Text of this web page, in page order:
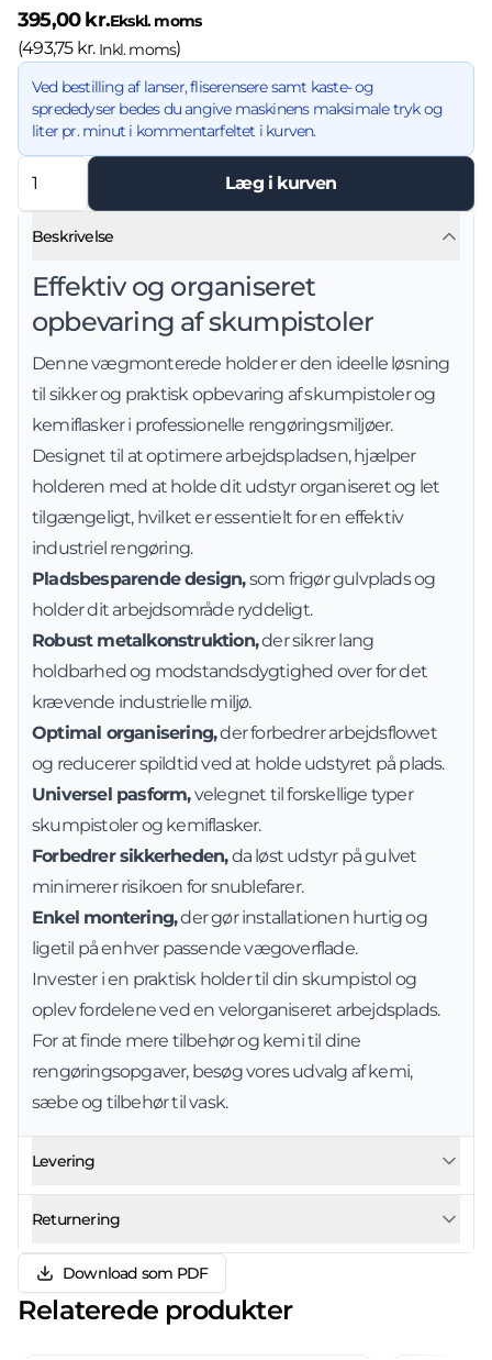
395,00 kr.Ekskl. moms
(493,75 kr. Inkl. moms)
Ved bestilling af lanser, fliserensere samt kaste- og
sprededyser bedes du angive maskinens maksimale tryk og
liter pr. minut i kommentarfeltet i kurven.
Læg i kurven
Beskrivelse
Effektiv og organiseret
opbevaring af skumpistoler
Denne vægmonterede holder er den ideelle løsning
til sikker og praktisk opbevaring af skumpistoler og
kemiflasker i professionelle rengøringsmiljøer.
Designet til at optimere arbejdspladsen, hjælper
holderen med at holde dit udstyr organiseret og let
tilgængeligt, hvilket er essentielt for en effektiv
industriel rengøring.
Pladsbesparende design,som frigør gulvplads og
holder dit arbejdsområde ryddeligt.
Robust metalkonstruktion,der sikrer lang
holdbarhed og modstandsdygtighed over for det
krævende industrielle miljø.
Optimal organisering,der forbedrer arbejdsflowet
og reducerer spildtid ved at holde udstyret på plads.
Universel pasform,velegnet til forskellige typer
skumpistoler og kemiflasker.
Forbedrer sikkerheden,da løst udstyr på gulvet
minimerer risikoen for snublefarer.
Enkel montering,der gør installationen hurtig og
ligetil på enhver passende vægoverflade.
Invester i en praktisk holder til din skumpistol og
oplev fordelene ved en velorganiseret arbejdsplads.
For at finde mere tilbehør og kemi til dine
rengøringsopgaver, besøg vores udvalg afkemi,
sæbe og tilbehør til vask.
Levering
Returnering
Download som PDF
Relaterede produkter